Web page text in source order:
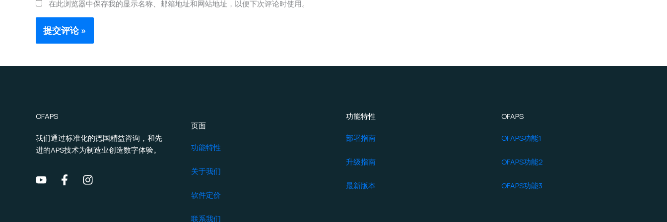
箱
在此浏览器中保存我的显示名称、邮箱地址和网站地址，以便下次评论时使用。
OFAPS
我们通过标准化的德国精益咨询，和先
进的APS技术为制造业创造数字体验。
页面
功能特性
关于我们
软件定价
联系我们
功能特性
部署指南
升级指南
最新版本
OFAPS
OFAPS功能1
OFAPS功能2
OFAPS功能3